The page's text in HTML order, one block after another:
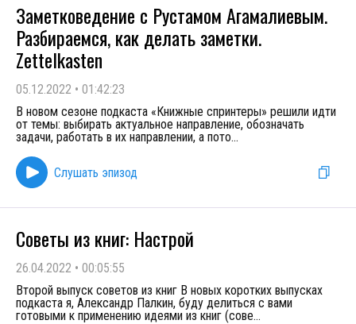
Заметковедение с Рустамом Агамалиевым.
Разбираемся, как делать заметки.
Zettelkasten
05.12.2022 • 01:42:23
В новом сезоне подкаста «Книжные спринтеры» решили идти
от темы: выбирать актуальное направление, обозначать
задачи, работать в их направлении, а пото...
Слушать эпизод
Советы из книг: Настрой
26.04.2022 • 00:05:55
Второй выпуск советов из книг В новых коротких выпусках
подкаста я, Александр Палкин, буду делиться с вами
готовыми к применению идеями из книг (сове...